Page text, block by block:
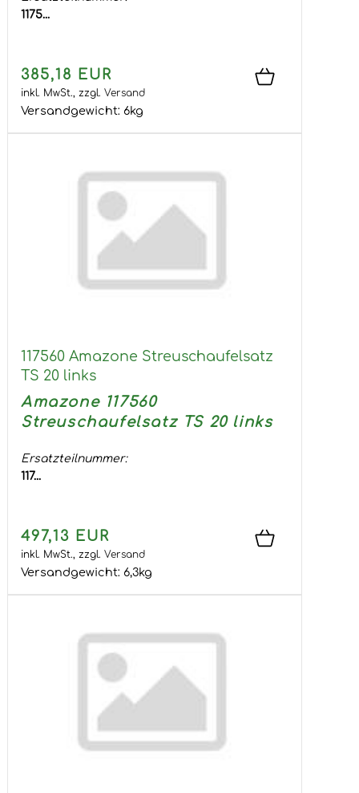
1175...
385,18 EUR
inkl. MwSt., zzgl. Versand
Versandgewicht: 6kg
117560 Amazone Streuschaufelsatz
TS 20 links
Amazone 117560
Streuschaufelsatz TS 20 links
Ersatzteilnummer:
117...
497,13 EUR
inkl. MwSt., zzgl. Versand
Versandgewicht: 6,3kg